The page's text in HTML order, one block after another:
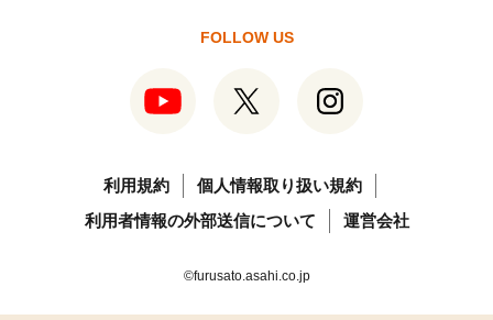
FOLLOW US
利用規約
個人情報取り扱い規約
利用者情報の外部送信について
運営会社
©furusato.asahi.co.jp